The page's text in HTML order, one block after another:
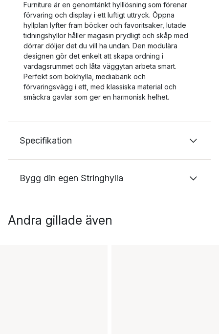
Furniture är en genomtänkt hylllösning som förenar
förvaring och display i ett luftigt uttryck. Öppna
hyllplan lyfter fram böcker och favoritsaker, lutade
tidningshyllor håller magasin prydligt och skåp med
dörrar döljer det du vill ha undan. Den modulära
designen gör det enkelt att skapa ordning i
vardagsrummet och låta väggytan arbeta smart.
Perfekt som bokhylla, mediabänk och
förvaringsvägg i ett, med klassiska material och
smäckra gavlar som ger en harmonisk helhet.
Specifikation
Bygg din egen Stringhylla
Andra gillade även